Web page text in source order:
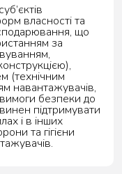
власності та
що
за
(технічним
навантажувачів,
безпеки до
підтримувати
і в інших
та гігієни